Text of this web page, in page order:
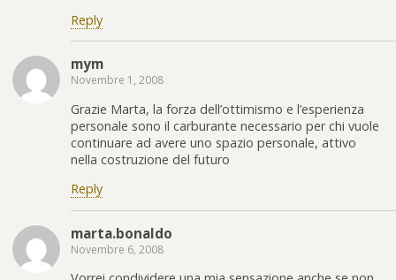
Reply
mym
Novembre 1, 2008
Grazie Marta, la forza dell’ottimismo e l’esperienza
personale sono il carburante necessario per chi vuole
continuare ad avere uno spazio personale, attivo
nella costruzione del futuro
Reply
marta.bonaldo
Novembre 6, 2008